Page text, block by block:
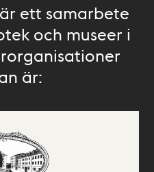
ett samarbete
och museer i
är: